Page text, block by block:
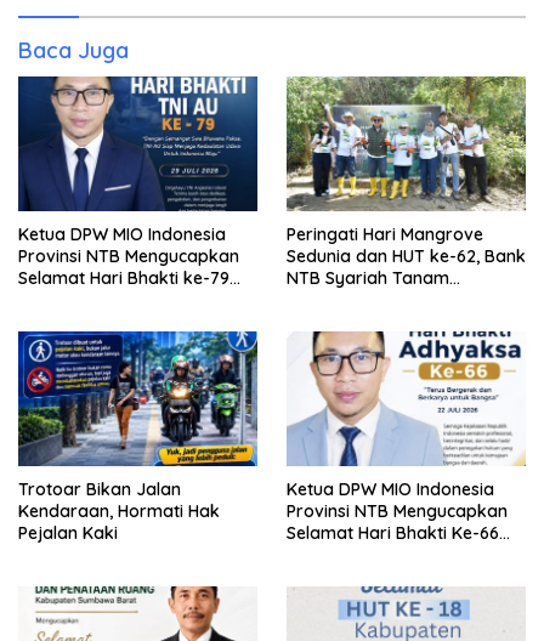
Baca Juga
Ketua DPW MIO Indonesia
Provinsi NTB Mengucapkan
Selamat Hari Bhakti ke-79
Peringati Hari Mangrove
Sedunia dan HUT ke-62, Bank
NTB Syariah Tanam
Trotoar Bikan Jalan
Kendaraan, Hormati Hak
Pejalan Kaki
Ketua DPW MIO Indonesia
Provinsi NTB Mengucapkan
Selamat Hari Bhakti Ke-66